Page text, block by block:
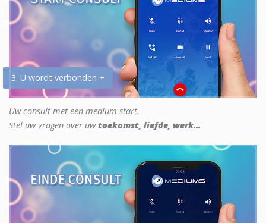
3. U wordt verbonden +
Uw consult met een medium start.
Stel uw vragen over uwtoekomst, liefde, werk...